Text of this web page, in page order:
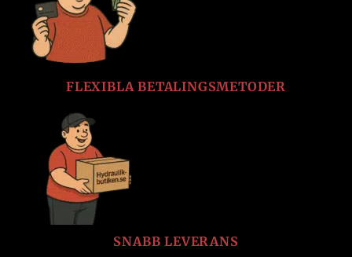
FLEXIBLA BETALINGSMETODER
SNABB LEVERANS